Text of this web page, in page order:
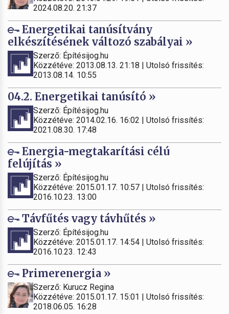
2024.08.20. 21:37
Energetikai tanúsítvány
elkészítésének változó szabályai »
Szerző: Építésijog.hu
Közzétéve: 2013.08.13. 21:18 | Utolsó frissítés:
2013.08.14. 10:55
04.2. Energetikai tanúsító »
Szerző: Építésijog.hu
Közzétéve: 2014.02.16. 16:02 | Utolsó frissítés:
2021.08.30. 17:48
Energia-megtakarítási célú
felújítás »
Szerző: Építésijog.hu
Közzétéve: 2015.01.17. 10:57 | Utolsó frissítés:
2016.10.23. 13:00
Távfűtés vagy távhűtés »
Szerző: Építésijog.hu
Közzétéve: 2015.01.17. 14:54 | Utolsó frissítés:
2016.10.23. 12:43
Primerenergia »
Szerző: Kurucz Regina
Közzétéve: 2015.01.17. 15:01 | Utolsó frissítés:
2018.06.05. 16:28